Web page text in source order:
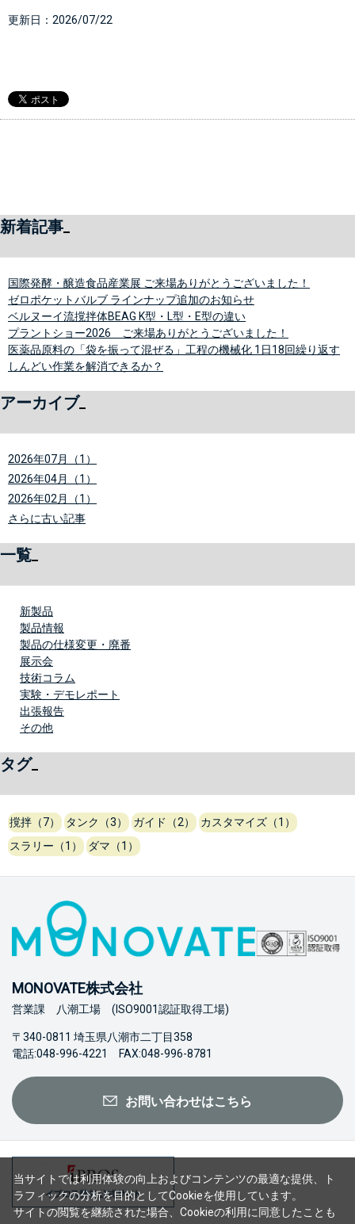
更新日： 2026/07/22
新着記事
国際発酵・醸造食品産業展 ご来場ありがとうございました！
ゼロポケットバルブ ラインナップ追加のお知らせ
ベルヌーイ流撹拌体BEAG K型・L型・E型の違い
プラントショー2026 ご来場ありがとうございました！
医薬品原料の「袋を振って混ぜる」工程の機械化 1日18回繰り返す
しんどい作業を解消できるか？
アーカイブ
2026年07月（1）
2026年04月（1）
2026年02月（1）
さらに古い記事
一覧
新製品
製品情報
製品の仕様変更・廃番
展示会
技術コラム
実験・デモレポート
出張報告
その他
タグ
撹拌（7） タンク（3） ガイド（2）
カスタマイズ（1）
スラリー（1）
ダマ（1）
MONOVATE株式会社
営業課 八潮工場 (ISO9001認証取得工場)
〒340-0811 埼玉県八潮市二丁目358
電話:048-996-4221 FAX:048-996-8781
お問い合わせはこちら
当サイトでは利用体験の向上およびコンテンツの最適な提供、ト
ラフィックの分析を目的としてCookieを使用しています。
サイトの閲覧を継続された場合、Cookieの利用に同意したことも